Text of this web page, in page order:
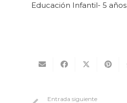
Educación Infantil- 5 años
Entrada siguiente